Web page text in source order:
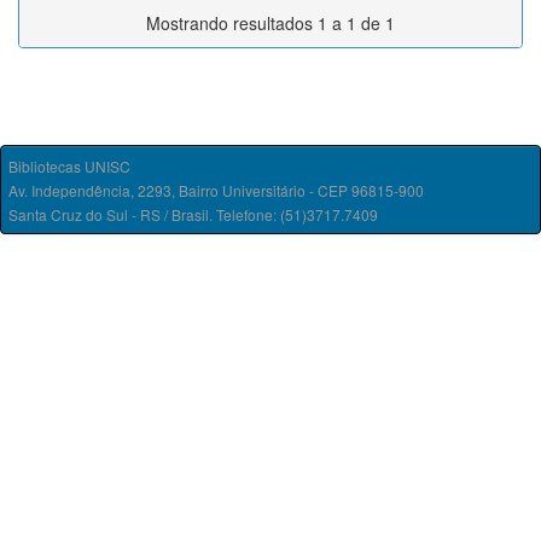
Mostrando resultados 1 a 1 de 1
Bibliotecas UNISC
Av. Independência, 2293, Bairro Universitário - CEP 96815-900
Santa Cruz do Sul - RS / Brasil. Telefone: (51)3717.7409